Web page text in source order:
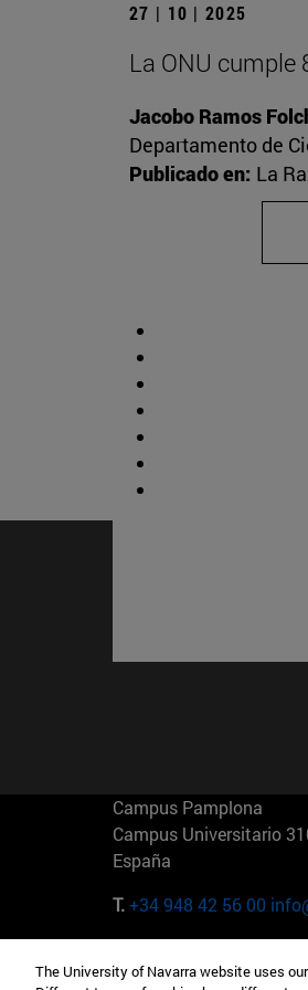
27 | 10 | 2025
La ONU cumple
Jacobo Ramos
Departamento de
Publicado en: La
Campus Pamplona
Campus Universitario
España
T.+34 948 42 56 00
Camino del Cerro Águila
The University of Navarra website uses